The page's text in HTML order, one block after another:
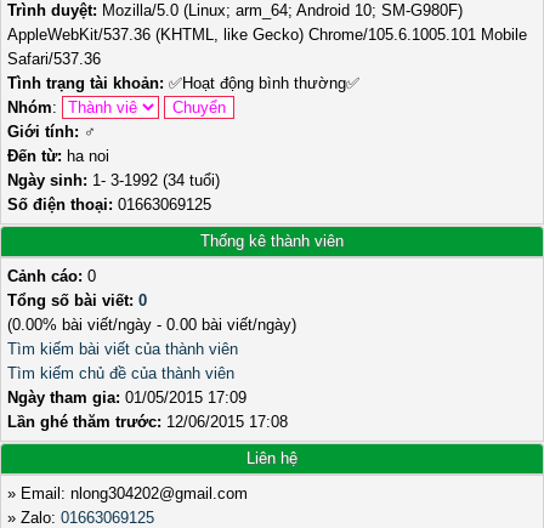
Trình duyệt: Mozilla/5.0 (Linux; arm_64; Android 10; SM-G980F)
AppleWebKit/537.36 (KHTML, like Gecko) Chrome/105.6.1005.101 Mobile
Safari/537.36
Tình trạng tài khoản: ✅Hoạt động bình thường✅
Nhóm:
Giới tính: ♂️
Đến từ: ha noi
Ngày sinh: 1- 3-1992 (34 tuổi)
Số điện thoại: 01663069125
Thống kê thành viên
Cảnh cáo: 0
Tổng số bài viết: 0
(0.00% bài viết/ngày - 0.00 bài viết/ngày)
Tìm kiếm bài viết của thành viên
Tìm kiếm chủ đề của thành viên
Ngày tham gia: 01/05/2015 17:09
Lần ghé thăm trước: 12/06/2015 17:08
Liên hệ
» Email: nlong304202@gmail.com
» Zalo: 01663069125